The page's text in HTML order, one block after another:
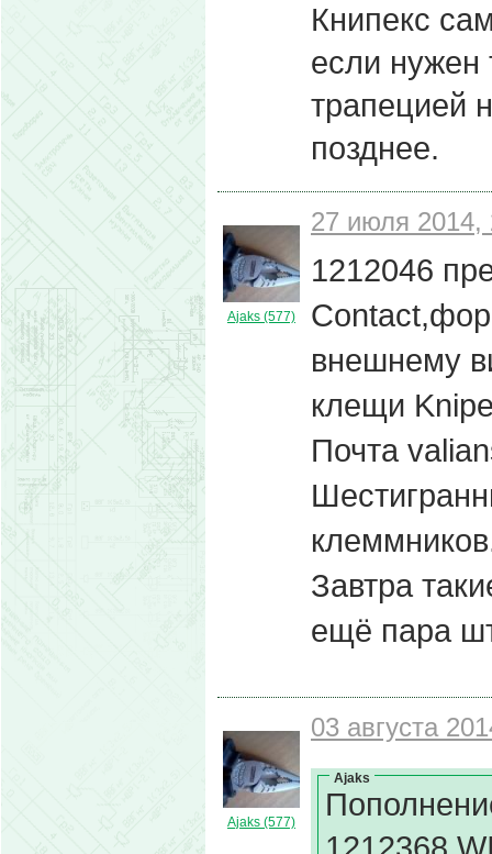
Книпекс
если нужен
трапецией
позднее.
Ajaks (577)
27 июля 2014,
1212046
внешнему
клещи
Почта
Завтра
ещё пара
Ajaks (577)
03 августа
Ajaks